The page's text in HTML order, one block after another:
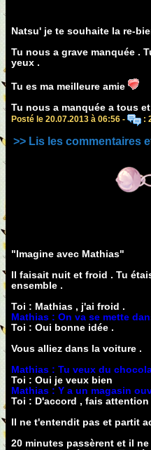
Natsu' je te souhaite la re-
Tu nous a grave manquée .
yeux .
Tu es ma meilleure amie
Tu nous a manquée a tous
Posté le 20.07.2013 à 06:56 - :
>> Lis les commentaires
"Imagine avec Mathias"
Il faisait nuit et froid . Tu
ensemble .
Toi : Mathias , j'ai froid .
Mathias : On va se mette
Toi : Oui bonne idée .
Vous alliez dans la voiture .
Mathias : Tu veux du
Toi : Oui je veux bien
Mathias : Y a un magasin
Toi : D'accord , fais attention
Il ne t'entendit pas et partit
20 minutes passèrent et il